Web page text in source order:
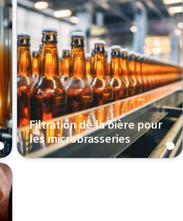
Filtration de la bière pour
les microbrasseries
Découvrez comment la filtration